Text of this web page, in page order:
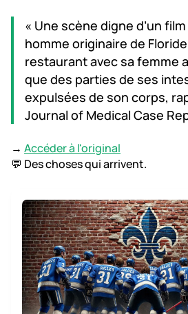
« Une scène digne d’un
homme originaire de
restaurant avec sa femme
que des parties de ses
expulsées de son corps,
Journal of Medical Case
→ Accéder à l'original
💬 Des choses qui arrivent.